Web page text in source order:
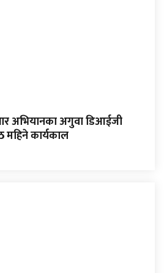
अभियानका अगुवा डिआईजी
महिने कार्यकाल